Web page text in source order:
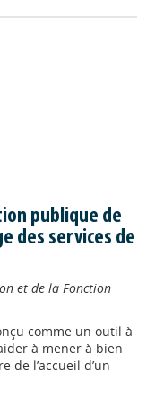
publique de
des services de
et de la Fonction
comme un outil à
à mener à bien
de l’accueil d’un